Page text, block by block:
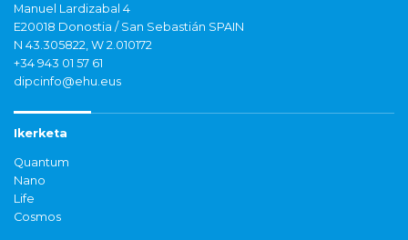
Manuel Lardizabal 4
E20018 Donostia / San Sebastián SPAIN
N 43.305822, W 2.010172
+34 943 01 57 61
dipcinfo@ehu.eus
Ikerketa
Quantum
Nano
Life
Cosmos